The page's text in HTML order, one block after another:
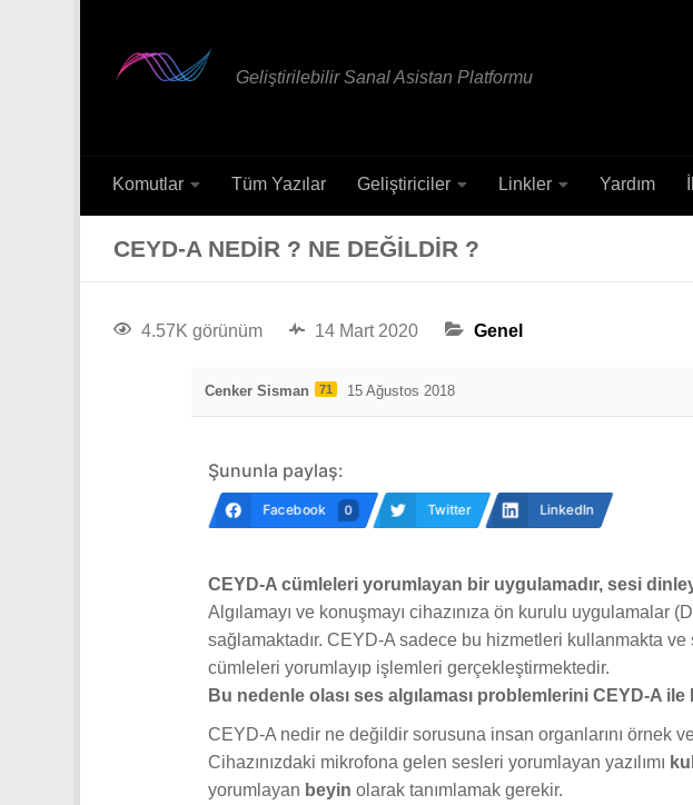
Geliştirilebilir Sanal Asistan Platformu
Komutlar Tüm Yazılar Geliştiriciler Linkler Yardım
CEYD-A NEDIR ? NE DEĞILDIR ?
4.57K görünüm 14 Mart 2020 Genel
Cenker Sisman 71 15 Ağustos 2018
Şununla paylaş:
Facebook 0 Twitter LinkedIn
CEYD-A cümleleri yorumlayan bir uygulamadır, sesi
Algılamayı ve konuşmayı cihazınıza ön kurulu
sağlamaktadır. CEYD-A sadece bu hizmetleri kullanmakta
cümleleri yorumlayıp işlemleri gerçekleştirmektedir.
Bu nedenle olası ses algılaması problemlerini CEYD-A
CEYD-A nedir ne değildir sorusuna insan organlarını örnek
Cihazınızdaki mikrofona gelen sesleri yorumlayan yazılımı
yorumlayan beyin olarak tanımlamak gerekir.